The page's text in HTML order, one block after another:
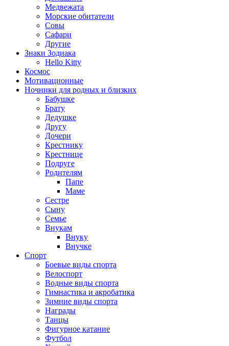
Медвежата
Морские обитатели
Совы
Сафари
Другие
Знаки Зодиака
Hello Kitty
Космос
Мотивационные
Ночники для родных и близких
Бабушке
Брату
Дедушке
Другу
Дочери
Крестнику
Крестнице
Подруге
Родителям
Папе
Маме
Сестре
Сыну
Семье
Внукам
Внуку
Внучке
Спорт
Боевые виды спорта
Велоспорт
Водные виды спорта
Гимнастика и акробатика
Зимние виды спорта
Награды
Танцы
Фигурное катание
Футбол